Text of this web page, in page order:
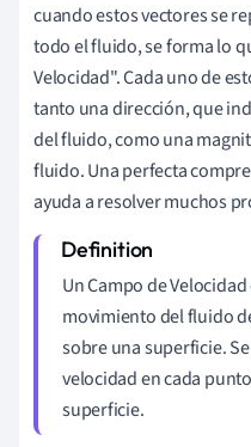
cuando estos vectores se
todo el fluido, se forma lo
Velocidad". Cada uno de
tanto una dirección, que
del fluido, como una
fluido. Una perfecta
ayuda a resolver muchos
Un Campo de
movimiento del fluido
sobre una superficie.
velocidad en cada
superficie.